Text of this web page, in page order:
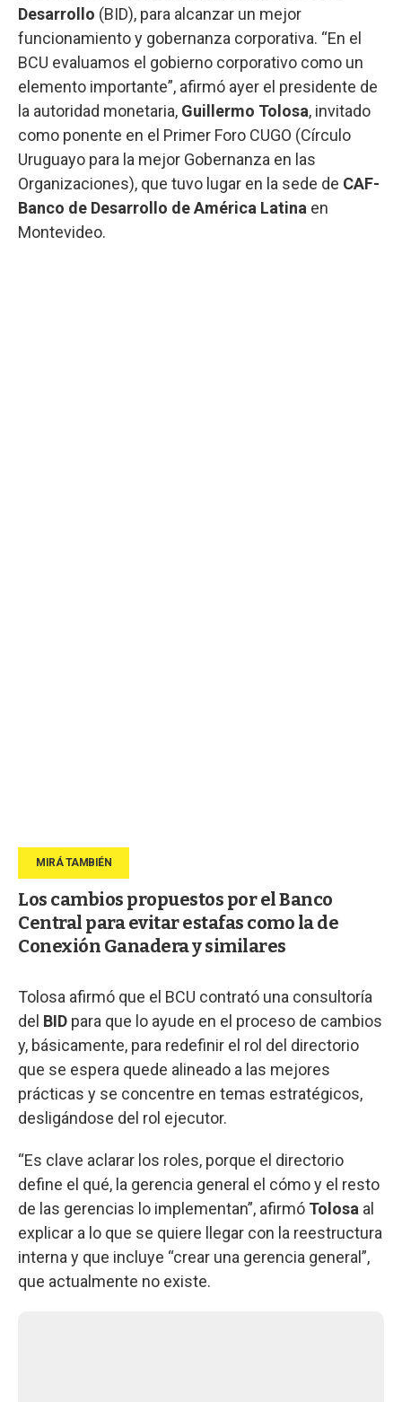
Desarrollo (BID), para alcanzar un mejor
funcionamiento y gobernanza corporativa. “En el
BCU evaluamos el gobierno corporativo como un
elemento importante”, afirmó ayer el presidente de
la autoridad monetaria, Guillermo Tolosa, invitado
como ponente en el Primer Foro CUGO (Círculo
Uruguayo para la mejor Gobernanza en las
Organizaciones), que tuvo lugar en la sede de CAF-
Banco de Desarrollo de América Latina en
Montevideo.
Los cambios propuestos por el Banco
Central para evitar estafas como la de
Conexión Ganadera y similares
Tolosa afirmó que el BCU contrató una consultoría
del BID para que lo ayude en el proceso de cambios
y, básicamente, para redefinir el rol del directorio
que se espera quede alineado a las mejores
prácticas y se concentre en temas estratégicos,
desligándose del rol ejecutor.
“Es clave aclarar los roles, porque el directorio
define el qué, la gerencia general el cómo y el resto
de las gerencias lo implementan”, afirmó Tolosa al
explicar a lo que se quiere llegar con la reestructura
interna y que incluye “crear una gerencia general”,
que actualmente no existe.